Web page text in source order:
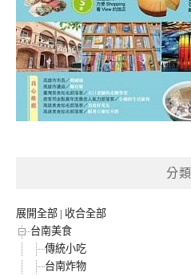
分類
展開全部 | 收合全部
台南美食
傳統小吃
台南炸物